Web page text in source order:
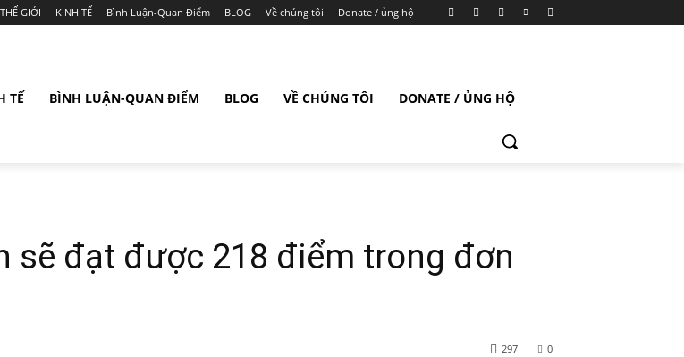
THẾ GIỚI KINH TẾ Bình Luận-Quan Điểm BLOG Về chúng tôi Donate / ủng hộ
TẾ BÌNH LUẬN-QUAN ĐIỂM BLOG VỀ CHÚNG TÔI DONATE / ỦNG HỘ
sẽ đạt được 218 điểm trong đơn
0
297